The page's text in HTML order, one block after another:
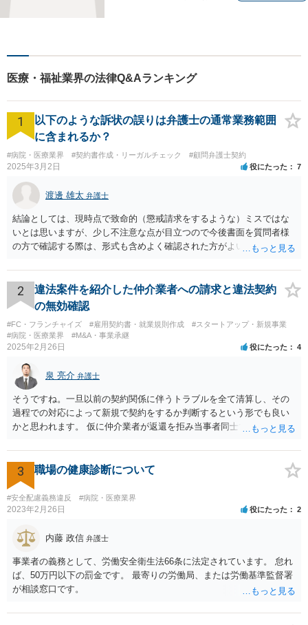
問題に対応可能です。お気軽
にご相談ください。
医療・福祉業界の法律Q&Aランキング
1
以下のような訴状の誤りは弁護士の通常業務範囲
に含まれるか？
#病院・医療業界 #契約書作成・リーガルチェック #顧問弁護士契約
2025年3月2日 役にたった 7
渡邊 雄太 弁護士
結論としては、現時点で致命的（懲戒請求をするような）ミスではな
いとは思いますが、少し不注意な点が目立つので今後書面を質問者様
の方で確認する際は、形式も含めよく確認された方がよいと思われま
正 →のぞましくはないですが、時たまあるものと存じます。 通常は、
弁護士が起案 Ⅰ依頼者に内容の確認 Ⅱ弁護士が誤字脱字等を確認 Ⅲ
念のため事務員が確認 Ⅳ提出 の流れになりますので、どこかの段階で
気が付くことが多いです。仮処分等緊急性が高い案件では提出時に裁
判所窓口で修正して受理してもらうということはありますので、その
場合は責められない部分もあるかと思います。 ②証拠である薬品名を
うね。よくわからないならば弁護士としては依頼者にこちらの薬品で
よいですかと聞くべきではあると思います。他のミスに比してこれは
内容に関するミスなので、今後はよく確認いただいた方がよいと思い
ます。 ③証拠のナンバーが入らないまま甲号証のハンコが押されたま
まになっている →形式ミスですね。不注意ですが、訴訟の勝敗に直結
ショットの証拠が縦長や横長に印刷され、文字が間延びしている(読め
ないことはない) →こちらも③と同様であると思います。 以上のとお
り、①～④も訴訟の勝敗に直結するものではないと思われますので、
致命的なミスではないと思います。 もっとも、形式面も仕事の完成物
として当然確認すべきでありますので、今後は気を付けるように弁護
2
違法案件を紹介した仲介業者への請求と違法契約
の無効確認
#FC・フランチャイズ #雇用契約書・就業規則作成
#スタートアップ・新規事業
#病院・医療業界
#M&A・事業承継
2025年2月26日 役にたった 4
泉 亮介 弁護士
そうですね。一旦以前の契約関係に伴うトラブルを全て清算し、その
過程での対応によって新規で契約をするか判断するという形でも良い
かと思われます。 仮に仲介業者が返還を拒み当事者同士での解決が困
3 職場の健康診断について
#安全配慮義務違反 #病院・医療業界
2023年2月26日 役にたった 2
内藤 政信 弁護士
事業者の義務として、労働安全衛生法66条に法定されています。 怠れ
ば、50万円以下の罰金です。 最寄りの労働局、または労働基準監督署
が相談窓口です。